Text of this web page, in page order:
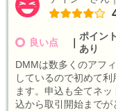
良い点
ポイン
あり
DMMは数多くのアフ
しているので初めて
ます。申込も全てネ
込から取引開始までが